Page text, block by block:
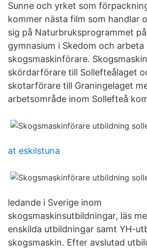
Sunne och yrket som
kommer nästa film som handlar
sig på Naturbruksprogrammet
gymnasium i Skedom och arbeta
skogsmaskinförare.
skördarförare till Sollefteålaget
skotarförare till Graningelaget
arbetsområde inom Sollefteå
at eskilstuna
ledande i Sverige inom
skogsmaskinsutbildningar, läs
enskilda utbildningar samt YH-
skogsmaskin. Efter avslutad